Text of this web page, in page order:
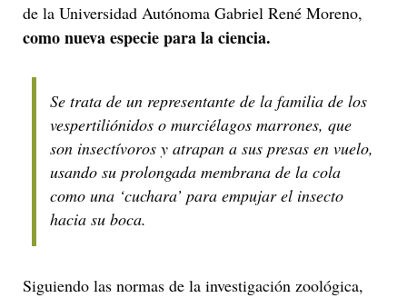
de la Universidad Autónoma Gabriel René Moreno,
como nueva especie para la ciencia.
Se trata de un representante de la familia de los
vespertiliónidos o murciélagos marrones, que
son insectívoros y atrapan a sus presas en vuelo,
usando su prolongada membrana de la cola
como una ‘cuchara’ para empujar el insecto
hacia su boca.
Siguiendo las normas de la investigación zoológica,